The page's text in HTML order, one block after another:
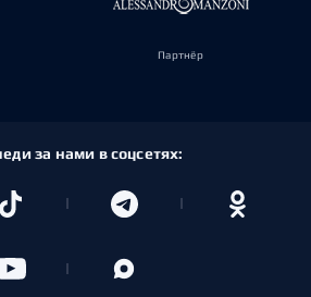
Партнёр
за нами в соцсетях: